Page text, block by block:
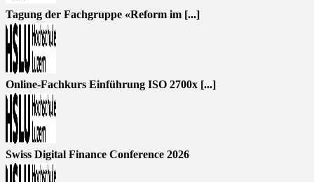
Tagung der Fachgruppe «Reform im [...]
Online-Fachkurs Einführung ISO 2700x [...]
Swiss Digital Finance Conference 2026